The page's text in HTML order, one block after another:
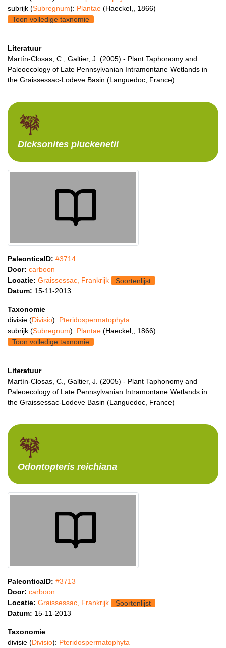
subrijk (Subregnum): Plantae (Haeckel,, 1866)
Toon volledige taxnomie
Literatuur
Martín-Closas, C., Galtier, J. (2005) - Plant Taphonomy and
Paleoecology of Late Pennsylvanian Intramontane Wetlands in
the Graissessac-Lodeve Basin (Languedoc, France)
Dicksonites pluckenetii
PaleonticaID: #3714
Door: carboon
Locatie: Graissessac, Frankrijk
Soortenlijst
Datum: 15-11-2013
Taxonomie
divisie (Divisio): Pteridospermatophyta
subrijk (Subregnum): Plantae (Haeckel,, 1866)
Toon volledige taxnomie
Literatuur
Martín-Closas, C., Galtier, J. (2005) - Plant Taphonomy and
Paleoecology of Late Pennsylvanian Intramontane Wetlands in
the Graissessac-Lodeve Basin (Languedoc, France)
Odontopteris reichiana
PaleonticaID: #3713
Door: carboon
Locatie: Graissessac, Frankrijk
Soortenlijst
Datum: 15-11-2013
Taxonomie
divisie (Divisio): Pteridospermatophyta